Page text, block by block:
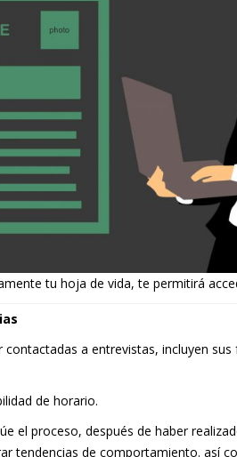
tu hoja de vida, te permitirá
a entrevistas, incluyen
de horario.
el proceso, después de haber
tendencias de comportamiento. así